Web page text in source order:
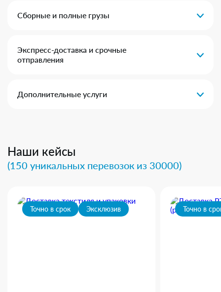
Сборные и полные грузы
Экспресс-доставка и срочные
отправления
Дополнительные услуги
Наши кейсы
(150 уникальных перевозок из 30000)
Точно в срок Эксклюзив Точно в